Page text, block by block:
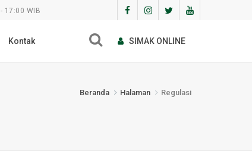
17:00 WIB
Kontak SIMAK ONLINE
Beranda Halaman Regulasi